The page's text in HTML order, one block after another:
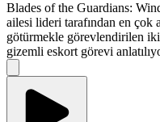
Blades of the Guardians:
ailesi lideri tarafından en çok
götürmekle görevlendirilen
gizemli eskort görevi